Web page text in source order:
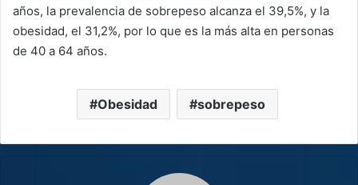
años, la prevalencia de sobrepeso alcanza el 39,5%, y la
obesidad, el 31,2%, por lo que es la más alta en personas
de 40 a 64 años.
Obesidad sobrepeso